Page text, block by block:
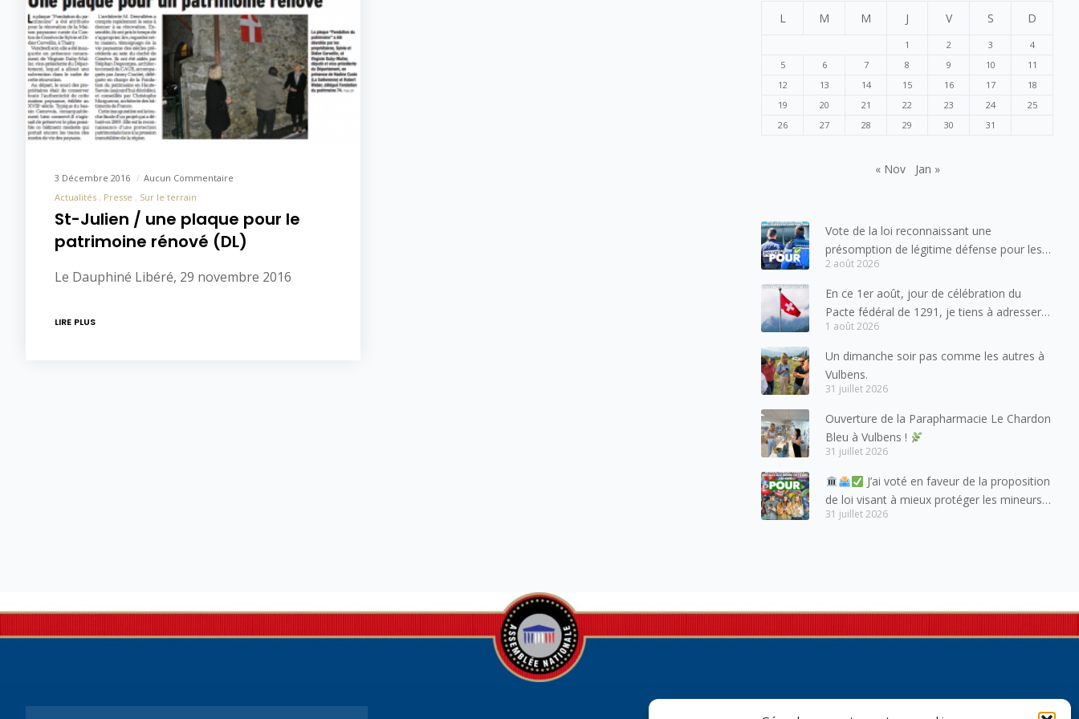
3 Décembre 2016
Aucun Commentaire
Actualités
Presse Sur le terrain
St-Julien / une plaque pour le
patrimoine rénové (DL)
Le Dauphiné Libéré, 29 novembre 2016
LIRE PLUS
L M M J V S D
1 2 3
4
5
6 7 8 9 10
11
12
13 14 15 16 17
18
19
20 21 22 23 24
25
26
27 28 29 30 31
« Nov Jan »
Vote de la loi reconnaissant une
présomption de légitime défense pour les
forces de l’ordre
2 août 2026
En ce 1er août, jour de célébration du
Pacte fédéral de 1291, je tiens à adresser
mes meilleures salutations à nos voisins et
amis suisses, et plus particulièrement aux
habitants du bassin genevois et de l’arc
lémanique, avec lesquels la Haute-Savoie
1 août 2026
Un dimanche soir pas comme les autres à
Vulbens.
31 juillet 2026
Ouverture de la Parapharmacie Le Chardon
Bleu à Vulbens !
31 juillet 2026
J’ai voté en faveur de la proposition
de loi visant à mieux protéger les mineurs
des risques liés à l’utilisation des réseaux
31 juillet 2026